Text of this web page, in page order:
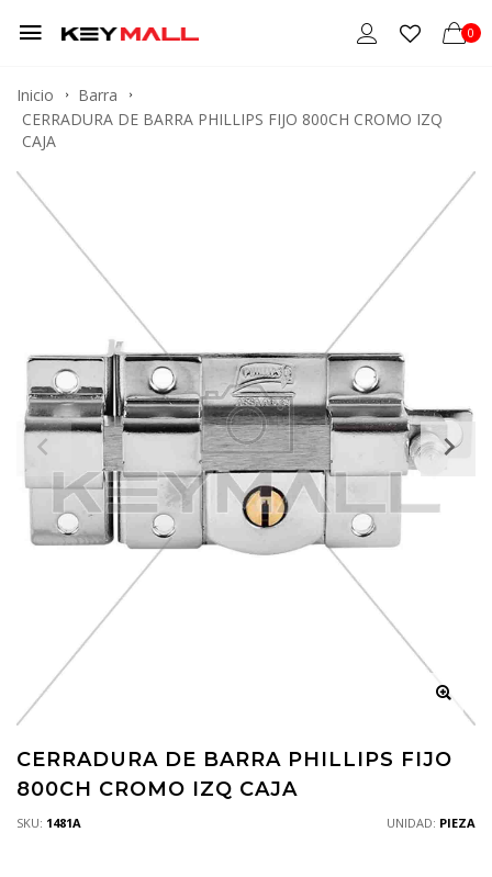
0
Inicio
Barra
CERRADURA DE BARRA PHILLIPS FIJO 800CH CROMO IZQ
CAJA
CERRADURA DE BARRA PHILLIPS FIJO
800CH CROMO IZQ CAJA
SKU: 1481A UNIDAD: PIEZA